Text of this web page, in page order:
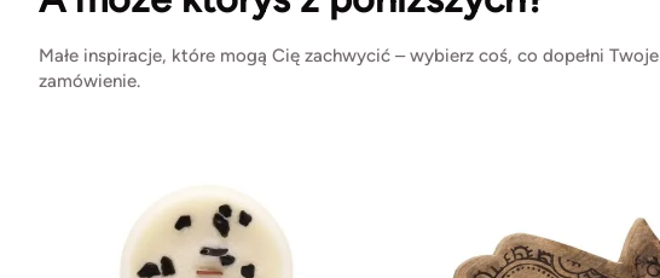
Małe inspiracje, które mogą Cię zachwycić – wybierz coś, co dopełni Twoje
zamówienie.